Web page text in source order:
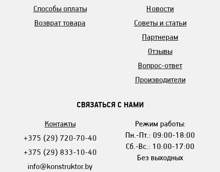
Способы оплаты
Возврат товара
Новости
Советы и статьи
Партнерам
Отзывы
Вопрос-ответ
Производители
СВЯЗАТЬСЯ С НАМИ
Контакты
+375 (29) 720-70-40
+375 (29) 833-10-40
info@konstruktor.by
Режим работы:
Пн.-Пт.: 09:00-18:00
Сб.-Вс.: 10:00-17:00
Без выходных